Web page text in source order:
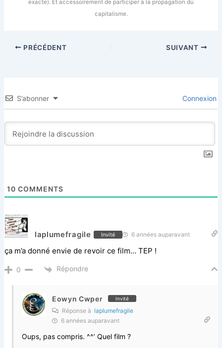
exacte). Et accessoirement de participer à la propagation du
capitalisme.
PRÉCÉDENT SUIVANT
S’abonner Connexion
10 COMMENTS
laplumefragile Invité 6 années auparavant
ça m’a donné envie de revoir ce film… TEP !
0 Répondre
Eowyn Cwper Invité
Réponse à laplumefragile
6 années auparavant
Oups, pas compris. ^^’ Quel film ?